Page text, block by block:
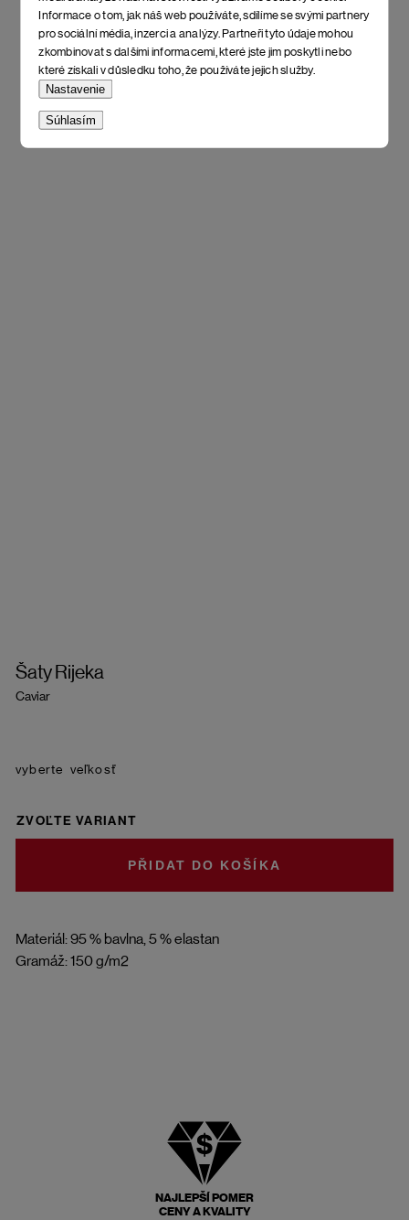
Informace o tom, jak náš web používáte, sdílíme se svými partnery
pro sociální média, inzerci a analýzy. Partneři tyto údaje mohou
zkombinovat s dalšími informacemi, které jste jim poskytli nebo
které získali v důsledku toho, že používáte jejich služby.
Nastavenie
Súhlasím
Šaty Rijeka
Caviar
Materiál: 95 % bavlna, 5 % elastan
Gramáž: 150 g/m2
veľkosť
ZVOĽTE VARIANT
DO KOŠÍKA
NAJLEPŠÍ POMER
CENY A KVALITY